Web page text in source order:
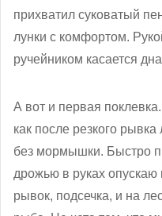
прихватил суковатый
лунки с комфортом.
ручейником касается
А вот и первая
как после резкого
без мормышки. Быстро
дрожью в руках
рывок, подсечка, и на